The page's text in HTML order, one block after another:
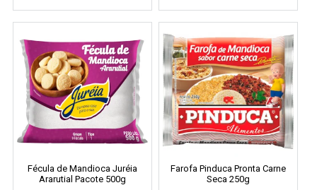
Fécula de Mandioca Juréia
Ararutial Pacote 500g
Farofa Pinduca Pronta Carne
Seca 250g